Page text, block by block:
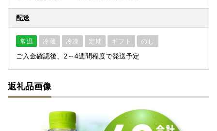
配送
常温 冷蔵 冷凍 定期 ギフト のし
ご入金確認後、2～4週間程度で発送予定
返礼品画像